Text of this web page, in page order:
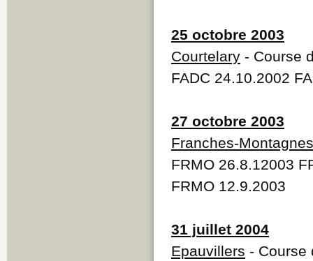
25 octobre 2003
Courtelary - Course
FADC 24.10.2002
27 octobre 2003
Franches-Montagnes
FRMO 26.8.12003
FRMO 12.9.2003
31 juillet 2004
Epauvillers - Course